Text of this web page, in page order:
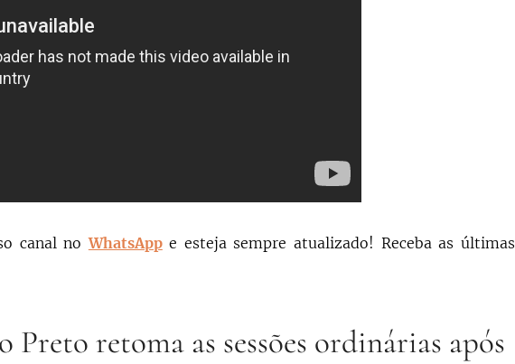
canal noWhatsApp e esteja sempre atualizado! Receba as últimas
retoma as sessões ordinárias após